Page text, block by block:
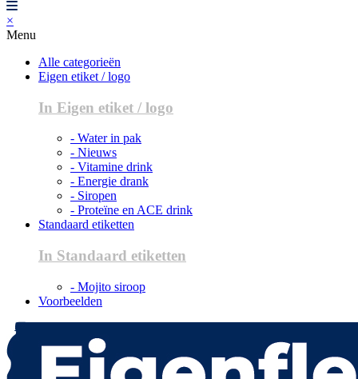
×
Menu
Alle categorieën
Eigen etiket / logo
In Eigen etiket / logo
- Water in pak
- Nieuws
- Vitamine drink
- Energie drank
- Siropen
- Proteïne en ACE drink
Standaard etiketten
In Standaard etiketten
- Mojito siroop
Voorbeelden